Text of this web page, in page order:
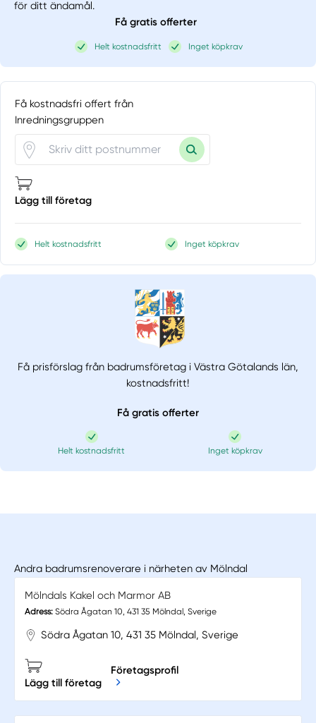
för ditt ändamål.
Få gratis offerter
Helt kostnadsfritt Inget köpkrav
Få kostnadsfri offert från
Inredningsgruppen
Lägg till företag
Helt kostnadsfritt Inget köpkrav
Få prisförslag från badrumsföretag i Västra Götalands län,
kostnadsfritt!
Få gratis offerter
Helt kostnadsfritt Inget köpkrav
Andra badrumsrenoverare i närheten av Mölndal
Mölndals Kakel och Marmor AB
Adress:Södra Ågatan 10, 431 35 Mölndal, Sverige
Södra Ågatan 10, 431 35 Mölndal, Sverige
Lägg till företag
Företagsprofil